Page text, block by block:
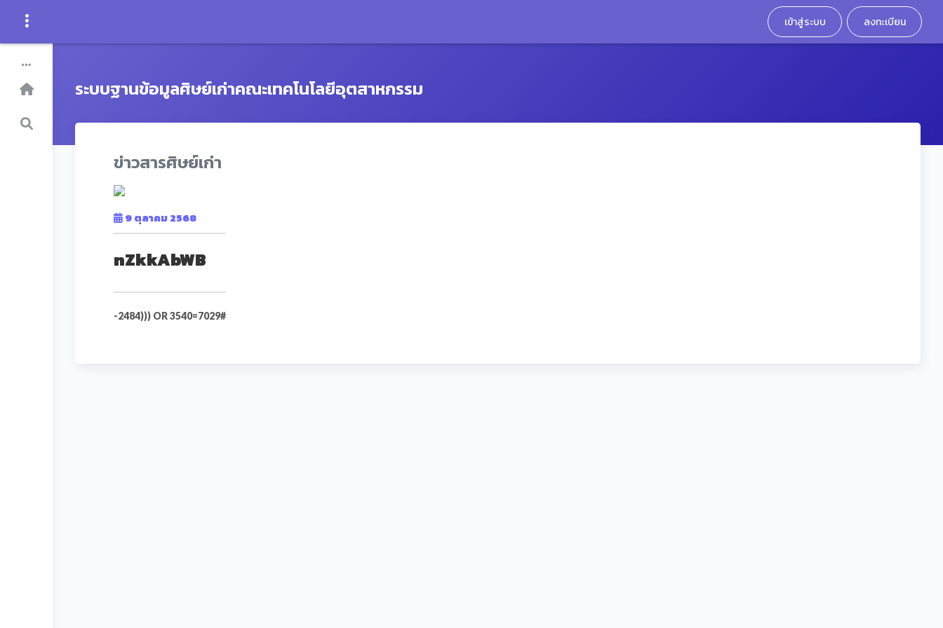
เข้าสู่ระบบ ลงทะเบียน
ระบบฐานข้อมูลศิษย์เก่าคณะเทคโนโลยีอุตสาหกรรม
ข่าวสารศิษย์เก่า
9 ตุลาคม 2568
nZkkAbWB
-2484))) OR 3540=7029#